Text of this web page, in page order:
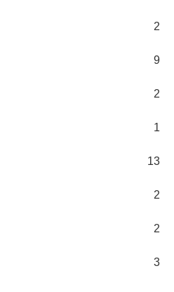
2
9
2
1
13
2
2
3